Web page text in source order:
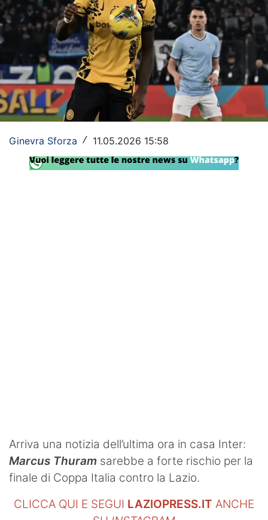
Serie A
Champions League
Europa League
Altri Sport
Formula 1
Tennis
Vela
Ginevra Sforza / 11.05.2026 15:58
Arriva una notizia dell’ultima ora in casa Inter:
Marcus Thuram sarebbe a forte rischio per la
finale di Coppa Italia contro la Lazio.
CLICCA QUI E SEGUI LAZIOPRESS.IT ANCHE